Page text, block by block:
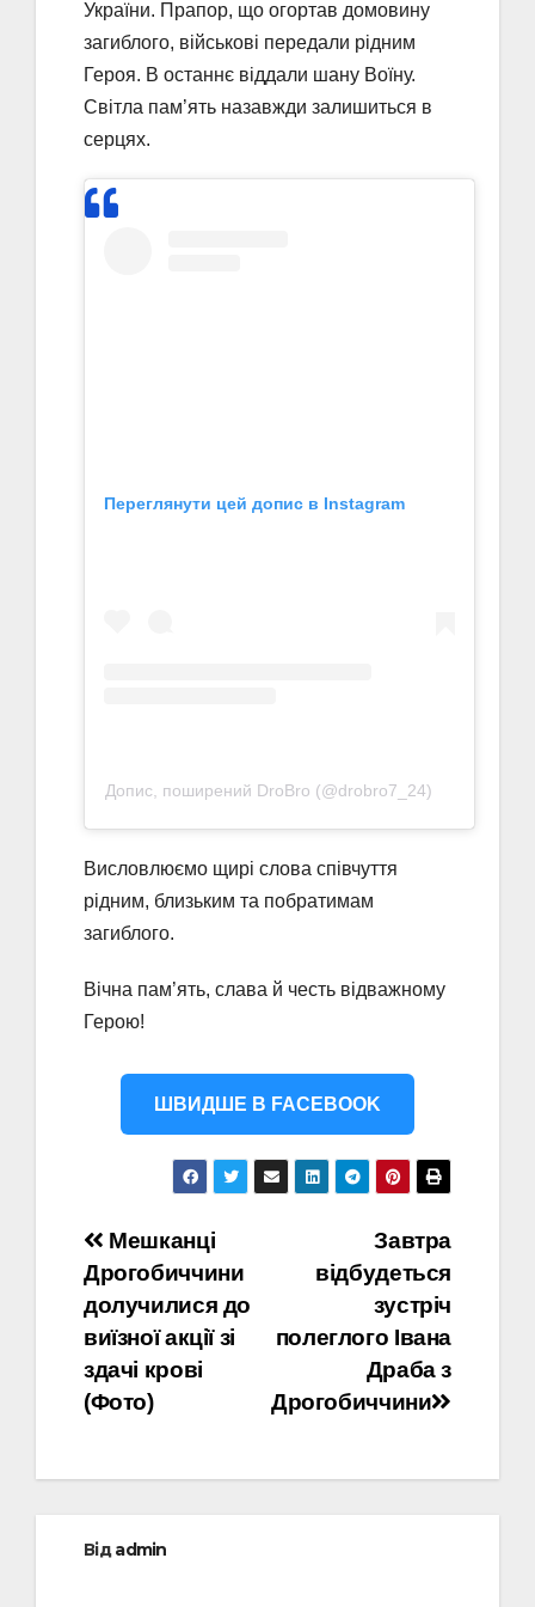
України. Прапор, що огортав домовину
загиблого, військові передали рідним
Героя. В останнє віддали шану Воїну.
Світла пам’ять назавжди залишиться в
серцях.
Переглянути цей допис в Instagram
Допис, поширений DroBro (@drobro7_24)
Висловлюємо щирі слова співчуття
рідним, близьким та побратимам
загиблого.
Вічна пам’ять, слава й честь відважному
Герою!
ШВИДШЕ В FACEBOOK
Навігація
записів
Завтра
відбудеться
зустріч
полеглого Івана
Драба з
Дрогобиччини
Мешканці
Дрогобиччини
долучилися до
виїзної акції зі
здачі крові
(Фото)
Відadmin